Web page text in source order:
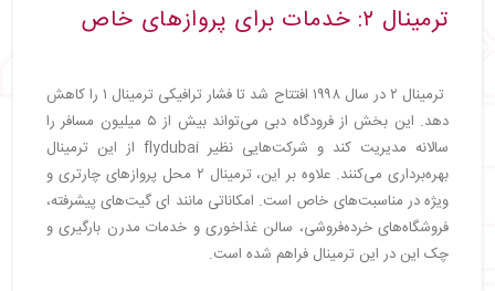
ترمینال ۲: خدمات برای پروازهای خاص
ترمینال ۲ در سال ۱۹۹۸ افتتاح شد تا فشار ترافیکی ترمینال ۱ را کاهش
دهد. این بخش از فرودگاه دبی می‌تواند بیش از ۵ میلیون مسافر را
سالانه مدیریت کند و شرکت‌هایی نظیر flydubai از این ترمینال
بهره‌برداری می‌کنند. علاوه بر این، ترمینال ۲ محل پروازهای چارتری و
ویژه در مناسبت‌های خاص است. امکاناتی مانند ای گیت‌های پیشرفته،
فروشگاه‌های خرده‌فروشی، سالن غذاخوری و خدمات مدرن بارگیری و
چک این در این ترمینال فراهم شده است.